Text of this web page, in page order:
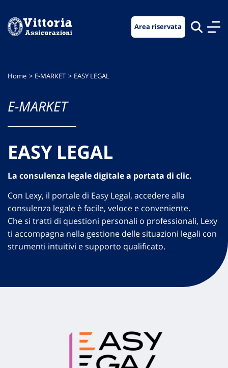
menu
contenuto
footer
Area riservata
Home E-MARKET EASY LEGAL
E-MARKET
EASY LEGAL
La consulenza legale digitale a portata di clic.
Con Lexy, il portale di Easy Legal, accedere alla
consulenza legale è facile, veloce e conveniente.
Che si tratti di questioni personali o professionali, Lexy
ti accompagna nella gestione delle situazioni legali con
strumenti intuitivi e supporto qualificato.